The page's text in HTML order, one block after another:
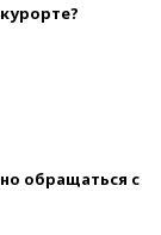
обращаться с